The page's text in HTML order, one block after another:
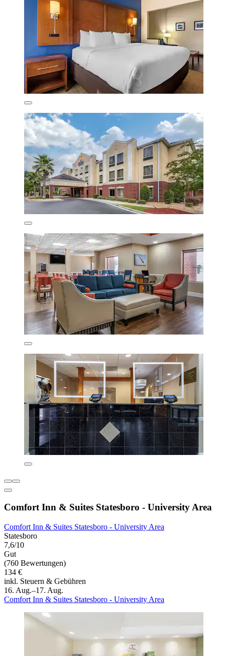
Comfort Inn & Suites Statesboro - University Area
Comfort Inn & Suites Statesboro - University Area
Statesboro
7,6/10
Gut
(760 Bewertungen)
134 €
inkl. Steuern & Gebühren
16. Aug.–17. Aug.
Comfort Inn & Suites Statesboro - University Area